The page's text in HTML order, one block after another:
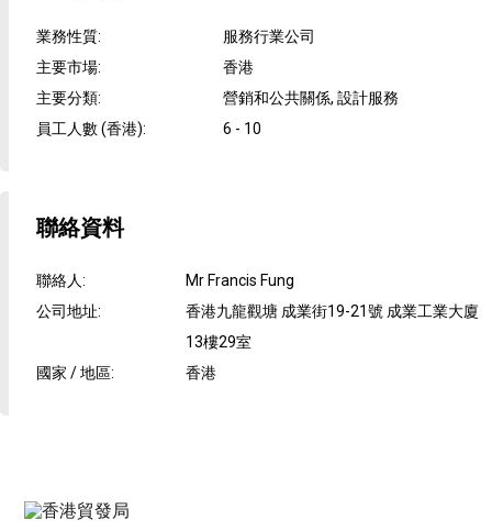
業務性質:
服務行業公司
主要市場:
香港
主要分類:
營銷和公共關係, 設計服務
員工人數 (香港): 6 - 10
聯絡資料
聯絡人:
Mr Francis Fung
公司地址:
香港九龍觀塘 成業街19-21號 成業工業大廈
13樓29室
國家 / 地區: 香港